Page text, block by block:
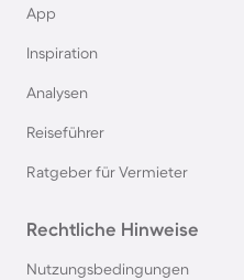
Pensionen in Holland
Pensionen im
Pensionen in
App
Inspiration
Analysen
Reiseführer
Ratgeber für Vermieter
Rechtliche Hinweise
Nutzungsbedingungen